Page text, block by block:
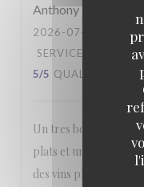
AnthonyM
2026-07-31
-
SERVICE
5/5 QUALITÉ / PRIX
Un tres bon rapport
plats et une quantité
des vins plus